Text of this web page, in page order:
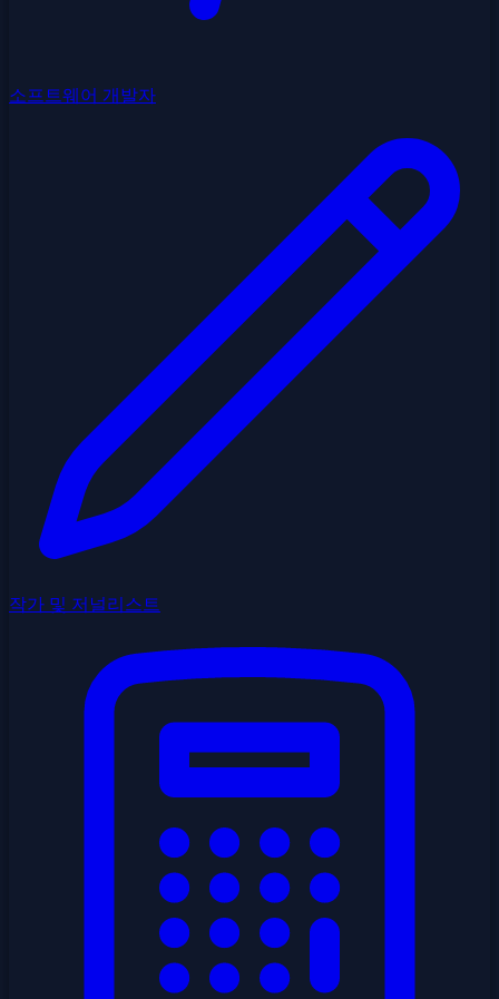
소프트웨어 개발자
작가 및 저널리스트